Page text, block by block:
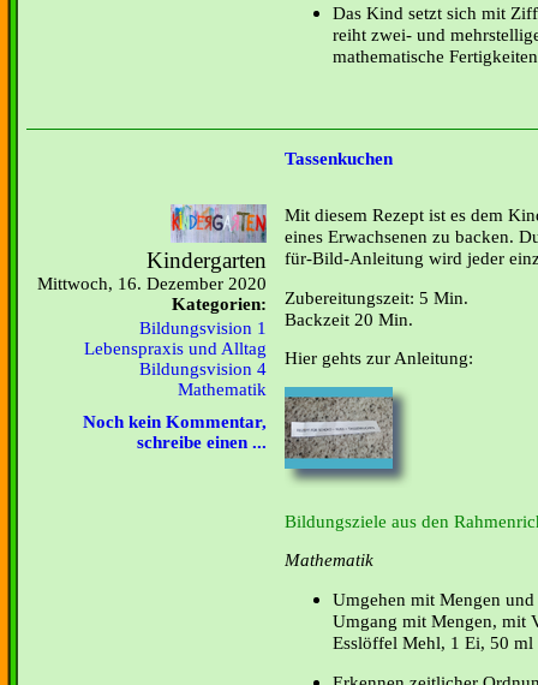
Das Kind setzt sich mit
reiht zwei- und
mathematische
Tassenkuchen
Kindergarten
Mittwoch, 16. Dezember 2020
Kategorien:
Bildungsvision 1
Lebenspraxis und Alltag
Bildungsvision 4
Mathematik
Noch kein Kommentar,
schreibe einen ...
Mit diesem Rezept ist es dem
eines Erwachsenen zu backen.
für-Bild-Anleitung wird jeder
Zubereitungszeit: 5 Min.
Backzeit 20 Min.
Hier gehts zur Anleitung:
Bildungsziele aus den
Mathematik
Umgehen mit Mengen
Umgang mit Mengen, mit
Esslöffel Mehl, 1 Ei, 50